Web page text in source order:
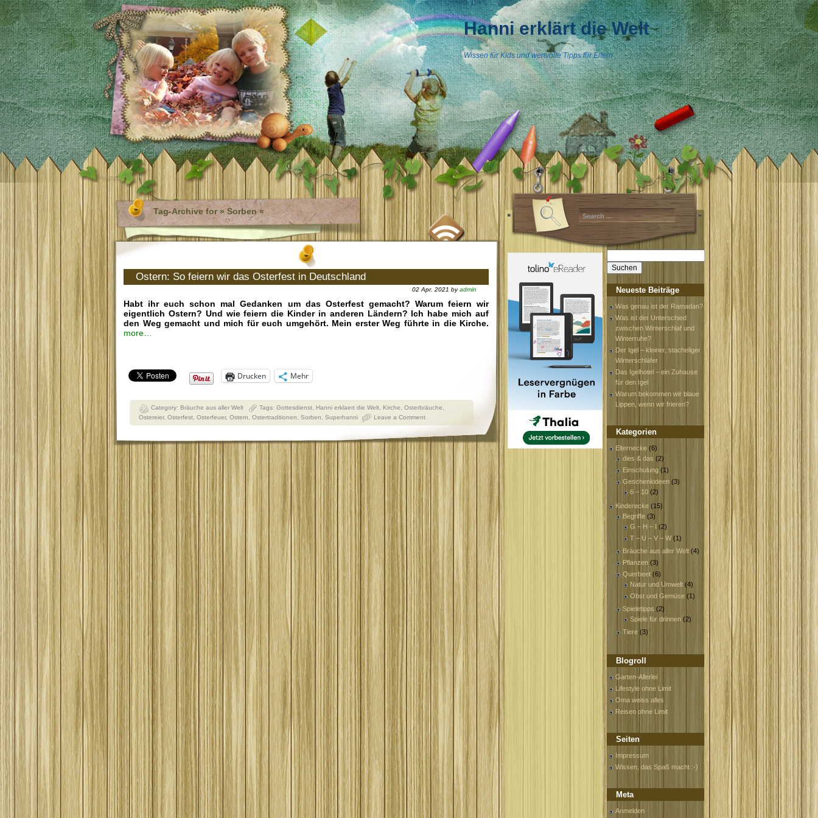
Hanni erklärt die Welt
Wissen für Kids und wertvolle Tipps für Eltern
Tag-Archive for » Sorben «
Ostern: So feiern wir das Osterfest in Deutschland
02 Apr. 2021 byadmin
Habt ihr euch schon mal Gedanken um das Osterfest gemacht? Warum feiern wir
eigentlich Ostern? Und wie feiern die Kinder in anderen Ländern? Ich habe mich auf
den Weg gemacht und mich für euch umgehört. Mein erster Weg führte in die Kirche.
more…
Drucken Mehr
Category: Bräuche aus aller Welt Tags: Gottesdienst Hanni erklaert die Welt Kirche Osterbräuche
Ostereier, Osterfest Osterfeuer, Ostern Ostertraditionen Sorben Superhanni Leave a Comment
Suchen
nach:
Neueste Beiträge
Was genau ist der Ramadan?
Was ist der Unterschied
zwischen Winterschlaf und
Winterruhe?
Der Igel – kleiner, stacheliger
Winterschläfer
Das Igelhotel – ein Zuhause
für den Igel
Warum bekommen wir blaue
Lippen, wenn wir frieren?
Kategorien
Elternecke (6)
dies & das (2)
Einschulung (1)
Geschenkideen (3)
6 – 10 (2)
Kinderecke (15)
Begriffe (3)
G – H – I (2)
T – U – V – W (1)
Bräuche aus aller Welt (4)
Pflanzen (3)
Querbeet (6)
Natur und Umwelt (4)
Obst und Gemüse (1)
Spieletipps (2)
Spiele für drinnen (2)
Tiere (3)
Blogroll
Garten-Allerlei
Lifestyle ohne Limit
Oma weiss alles
Reisen ohne Limit
Seiten
Impressum
Wissen, das Spaß macht :-)
Meta
Anmelden